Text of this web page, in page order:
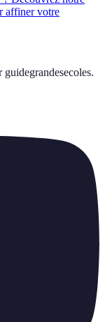
affiner votre
guidegrandesecoles.